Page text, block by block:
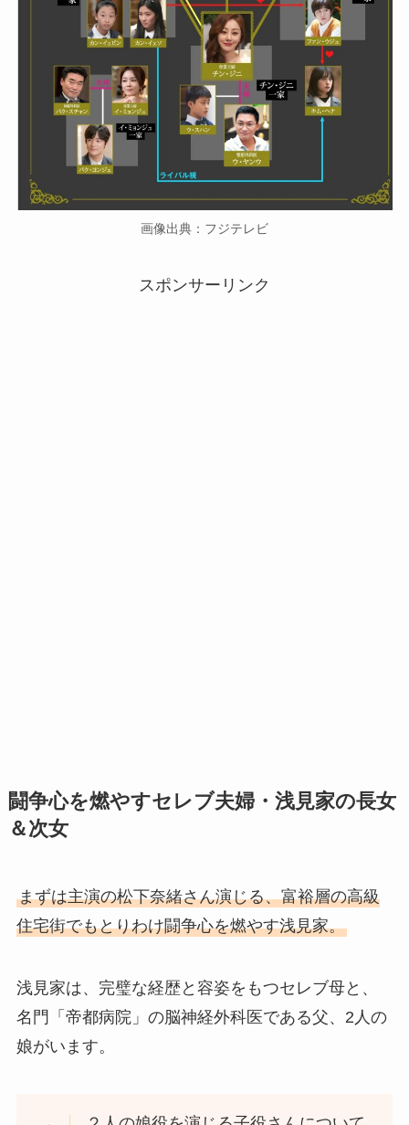
画像出典：フジテレビ
スポンサーリンク
闘争心を燃やすセレブ夫婦・浅見家の長女
＆次女
まずは主演の松下奈緒さん演じる、富裕層の高級
住宅街でもとりわけ闘争心を燃やす浅見家。
浅見家は、完璧な経歴と容姿をもつセレブ母と、
名門「帝都病院」の脳神経外科医である父、2人の
娘がいます。